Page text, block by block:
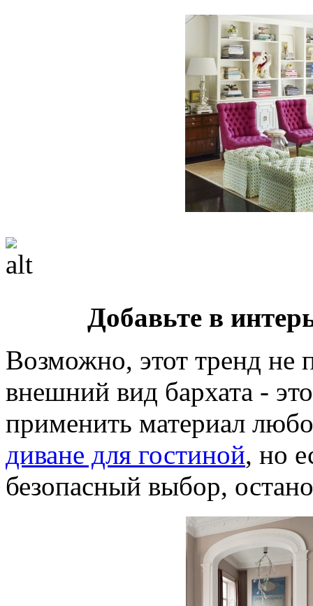
Добавьте в
Возможно, этот тренд не
внешний вид бархата -
применить материал
диване для гостиной, но
безопасный выбор,